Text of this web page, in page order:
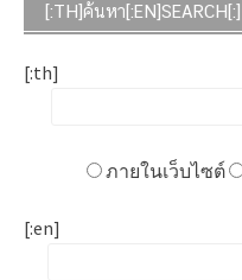
[:TH]ค้นหา[:EN]SEARCH[:]
[:th]
ภายในเว็บไซต์
[:en]